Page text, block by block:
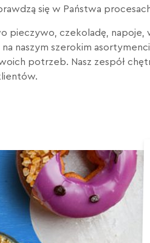
się w Państwa
pieczywo, czekoladę,
naszym szerokim
potrzeb. Nasz zespół